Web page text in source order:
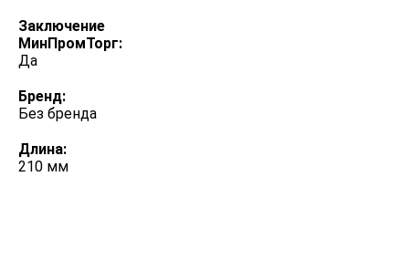
Заключение
МинПромТорг:
Да
Бренд:
Без бренда
Длина:
210 мм